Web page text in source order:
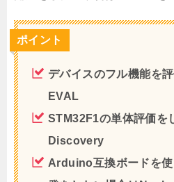
ポイント
デバイスのフル機能を
EVAL
STM32F1の単体評価を
Discovery
Arduino互換ボードを